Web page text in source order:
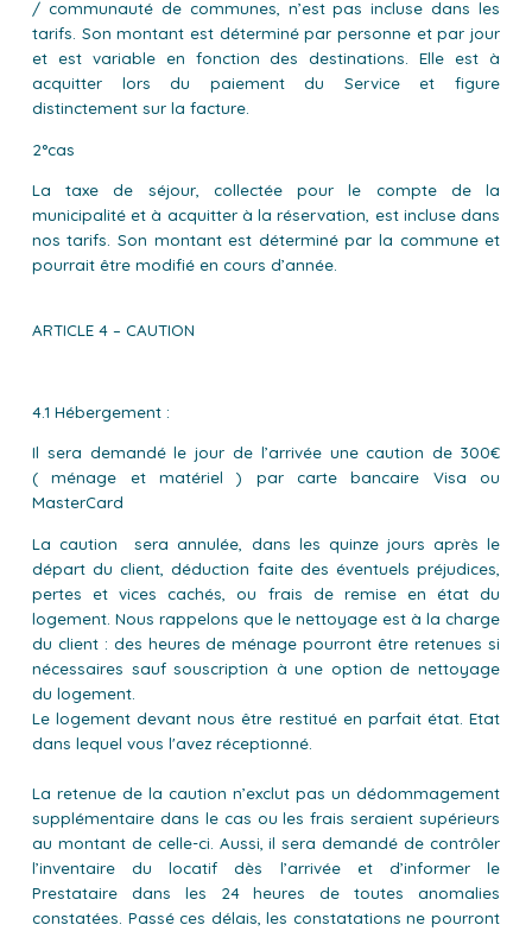
/ communauté de communes, n’est pas incluse dans les
tarifs. Son montant est déterminé par personne et par jour
et est variable en fonction des destinations. Elle est à
acquitter lors du paiement du Service et figure
distinctement sur la facture.
2°cas
La taxe de séjour, collectée pour le compte de la
municipalité et à acquitter à la réservation, est incluse dans
nos tarifs. Son montant est déterminé par la commune et
pourrait être modifié en cours d’année.
ARTICLE 4 – CAUTION
4.1 Hébergement :
Il sera demandé le jour de l’arrivée une caution de 300€
( ménage et matériel ) par carte bancaire Visa ou
MasterCard
La caution sera annulée, dans les quinze jours après le
départ du client, déduction faite des éventuels préjudices,
pertes et vices cachés, ou frais de remise en état du
logement. Nous rappelons que le nettoyage est à la charge
du client : des heures de ménage pourront être retenues si
nécessaires sauf souscription à une option de nettoyage
du logement.
Le logement devant nous être restitué en parfait état. Etat
dans lequel vous l'avez réceptionné.
La retenue de la caution n’exclut pas un dédommagement
supplémentaire dans le cas ou les frais seraient supérieurs
au montant de celle-ci. Aussi, il sera demandé de contrôler
l’inventaire du locatif dès l’arrivée et d’informer le
Prestataire dans les 24 heures de toutes anomalies
constatées. Passé ces délais, les constatations ne pourront